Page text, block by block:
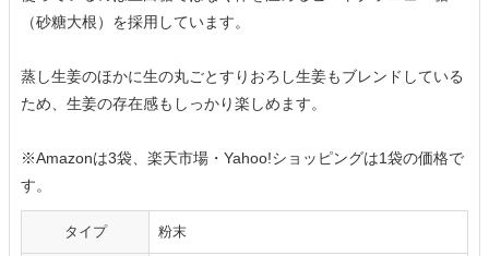
（砂糖大根）を採用しています。
蒸し生姜のほかに生の丸ごとすりおろし生姜もブレンドしている
ため、生姜の存在感もしっかり楽しめます。
※Amazonは3袋、楽天市場・Yahoo!ショッピングは1袋の価格で
す。
タイプ 粉末